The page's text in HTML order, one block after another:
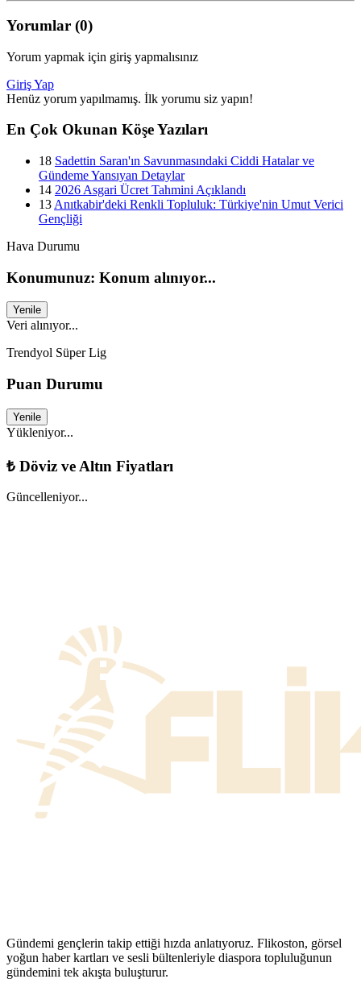
Yorumlar (0)
Yorum yapmak için giriş yapmalısınız
Giriş Yap
Henüz yorum yapılmamış. İlk yorumu siz yapın!
En Çok Okunan Köşe Yazıları
18 Sadettin Saran'ın Savunmasındaki Ciddi Hatalar ve
Gündeme Yansıyan Detaylar
14 2026 Asgari Ücret Tahmini Açıklandı
13 Anıtkabir'deki Renkli Topluluk: Türkiye'nin Umut Verici
Gençliği
Hava Durumu
Konumunuz: Konum alınıyor...
Yenile
Veri alınıyor...
Trendyol Süper Lig
Puan Durumu
Yenile
Yükleniyor...
₺ Döviz ve Altın Fiyatları
Güncelleniyor...
Gündemi gençlerin takip ettiği hızda anlatıyoruz. Flikoston, görsel
yoğun haber kartları ve sesli bültenleriyle diaspora topluluğunun
gündemini tek akışta buluşturur.